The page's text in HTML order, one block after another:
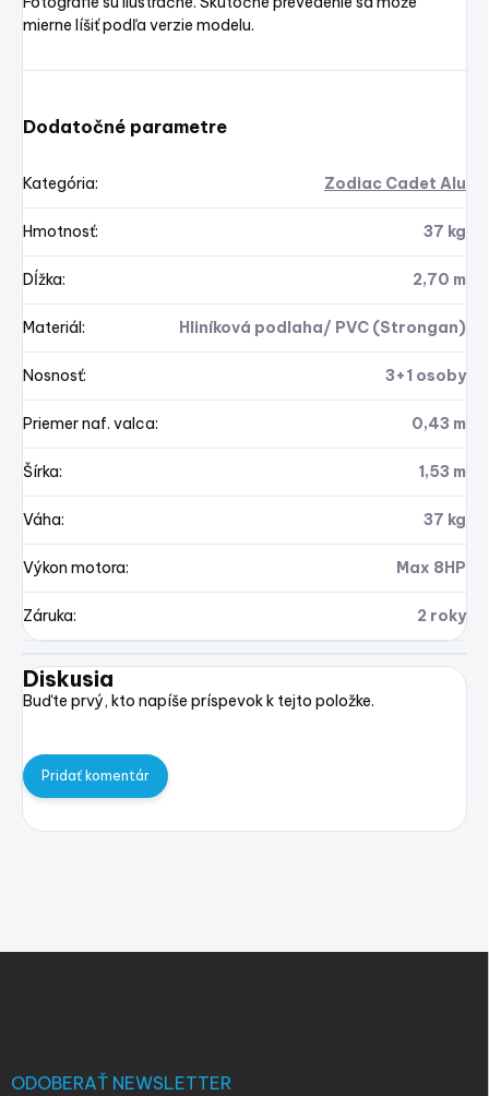
mierne líšiť podľa verzie modelu.
Dodatočné parametre
Kategória: Zodiac Cadet Alu
Hmotnosť: 37 kg
Dĺžka: 2,70 m
Materiál : Hliníková podlaha/ PVC (Strongan)
Nosnosť: 3+1 osoby
Priemer naf. valca: 0,43 m
Šírka: 1,53 m
Váha: 37 kg
Výkon motora: Max 8HP
Záruka: 2 roky
Diskusia
Buďte prvý, kto napíše príspevok k tejto položke.
Pridať komentár
ODOBERAŤ NEWSLETTER